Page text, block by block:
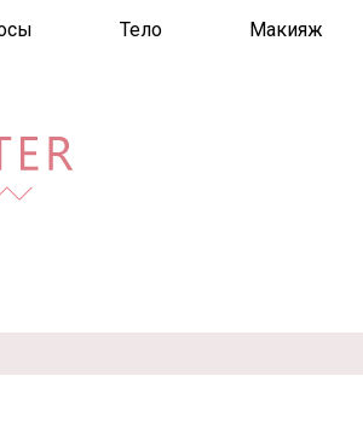
Тело Макияж